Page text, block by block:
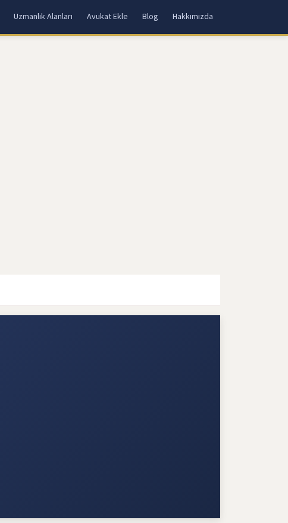
Uzmanlık Alanları Avukat Ekle Blog Hakkımızda